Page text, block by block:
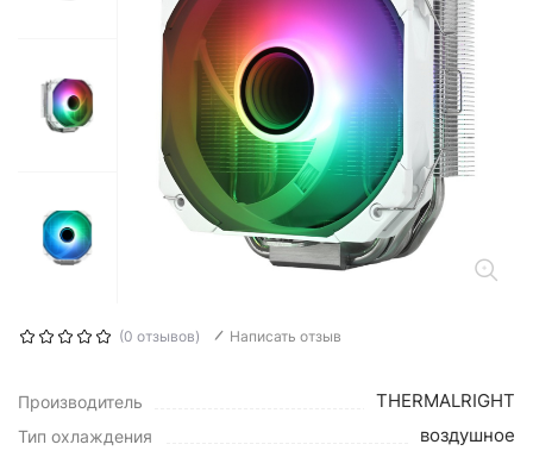
(0 отзывов) Написать отзыв
Производитель THERMALRIGHT
Тип охлаждения воздушное